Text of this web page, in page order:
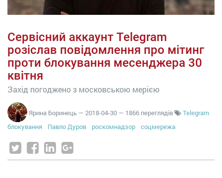
Сервісний аккаунт Telegram
розіслав повідомлення про мітинг
проти блокування месенджера 30
квітня
Захід погоджено з московською мерією
Ярина Боринець — 2018-04-30 — 1866 переглядів
Telegram
блокування
Павло Дуров роскомнадзор соцмережа